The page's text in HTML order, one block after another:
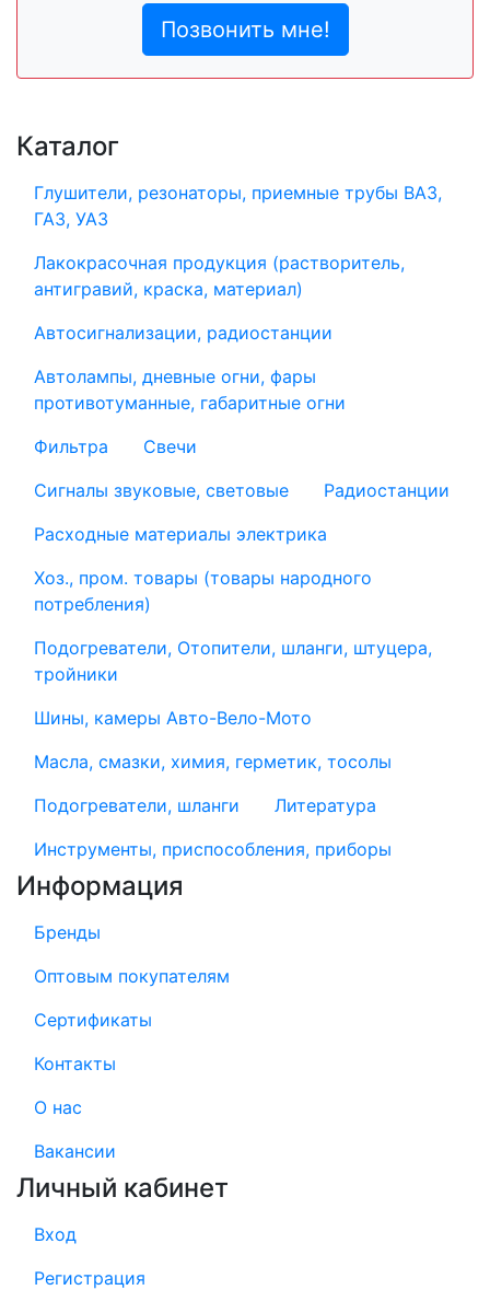
Позвонить мне!
Каталог
Глушители, резонаторы, приемные трубы ВАЗ,
ГАЗ, УАЗ
Лакокрасочная продукция (растворитель,
антигравий, краска, материал)
Автосигнализации, радиостанции
Автолампы, дневные огни, фары
противотуманные, габаритные огни
Фильтра
Свечи
Сигналы звуковые, световые
Радиостанции
Расходные материалы электрика
Хоз., пром. товары (товары народного
потребления)
Подогреватели, Отопители, шланги, штуцера,
тройники
Шины, камеры Авто-Вело-Мото
Масла, смазки, химия, герметик, тосолы
Подогреватели, шланги
Литература
Инструменты, приспособления, приборы
Информация
Бренды
Оптовым покупателям
Сертификаты
Контакты
О нас
Вакансии
Личный кабинет
Вход
Регистрация